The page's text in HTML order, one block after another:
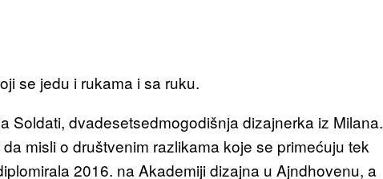
se jedu i rukama i sa ruku.
Soldati, dvadesetsedmogodišnja dizajnerka iz Milana.
misli o društvenim razlikama koje se primećuju tek
2016. na Akademiji dizajna u Ajndhovenu, a